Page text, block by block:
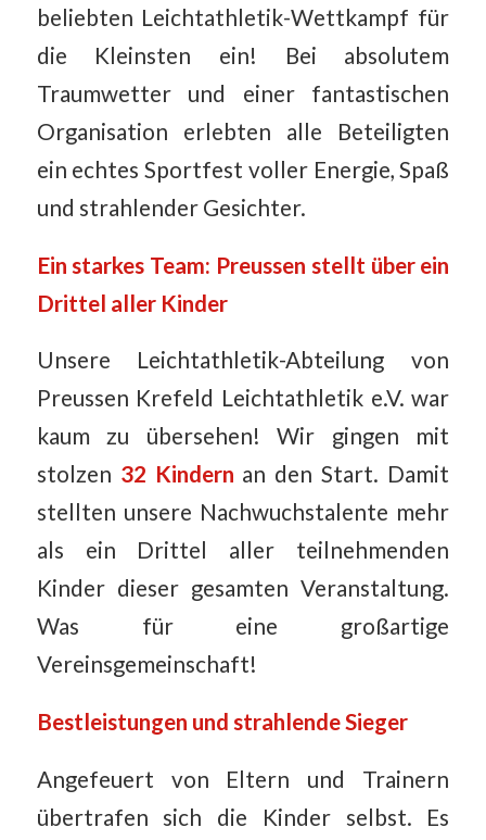
beliebten Leichtathletik-Wettkampf für
die Kleinsten ein! Bei absolutem
Traumwetter und einer fantastischen
Organisation erlebten alle Beteiligten
ein echtes Sportfest voller Energie, Spaß
und strahlender Gesichter.
Ein starkes Team: Preussen stellt über ein
Drittel aller Kinder
Unsere Leichtathletik-Abteilung von
Preussen Krefeld Leichtathletik e.V. war
kaum zu übersehen! Wir gingen mit
stolzen 32 Kindern an den Start. Damit
stellten unsere Nachwuchstalente mehr
als ein Drittel aller teilnehmenden
Kinder dieser gesamten Veranstaltung.
Was für eine großartige
Vereinsgemeinschaft!
Bestleistungen und strahlende Sieger
Angefeuert von Eltern und Trainern
übertrafen sich die Kinder selbst. Es